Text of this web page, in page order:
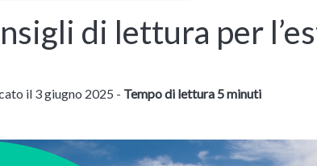
di lettura per
il 3 giugno 2025 - Tempo di lettura 5 minuti